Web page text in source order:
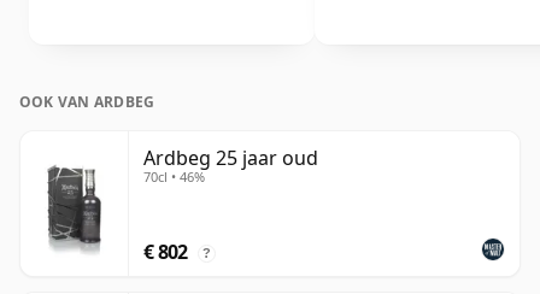
OOK VAN ARDBEG
Ardbeg 25 jaar oud
70cl • 46%
€ 802 ?